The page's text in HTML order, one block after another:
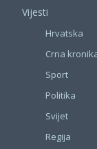
Vijesti
Hrvatska
Crna
Sport
Politika
Svijet
Regija